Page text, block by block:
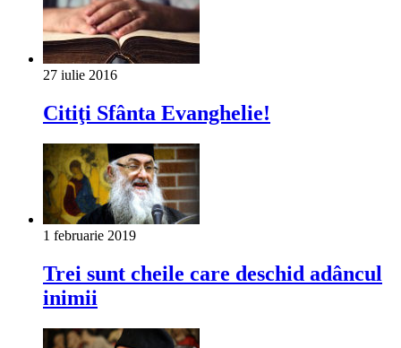
27 iulie 2016
Citiţi Sfânta Evanghelie!
1 februarie 2019
Trei sunt cheile care deschid adâncul
inimii